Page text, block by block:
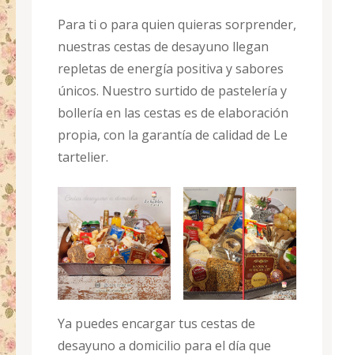
Para ti o para quien quieras sorprender,
nuestras cestas de desayuno llegan
repletas de energía positiva y sabores
únicos. Nuestro surtido de pastelería y
bollería en las cestas es de elaboración
propia, con la garantía de calidad de Le
tartelier.
Ya puedes encargar tus cestas de
desayuno a domicilio para el día que